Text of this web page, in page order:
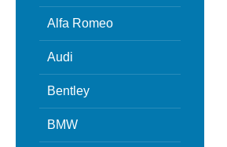
Alfa Romeo
Audi
Bentley
BMW